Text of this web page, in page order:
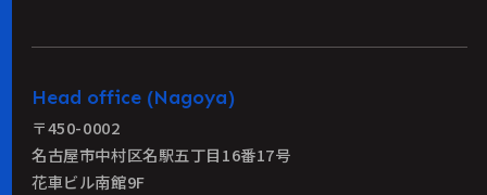
Head office (Nagoya)
〒450-0002
名古屋市中村区名駅五丁目16番17号
花車ビル南館9F